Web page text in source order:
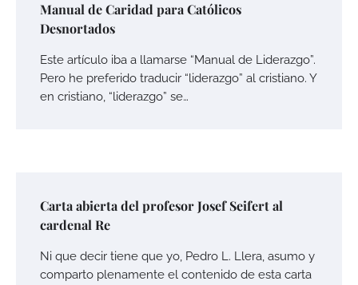
Manual de Caridad para Católicos
Desnortados
Este artículo iba a llamarse “Manual de Liderazgo”.
Pero he preferido traducir “liderazgo” al cristiano. Y
en cristiano, “liderazgo” se…
Carta abierta del profesor Josef Seifert al
cardenal Re
Ni que decir tiene que yo, Pedro L. Llera, asumo y
comparto plenamente el contenido de esta carta